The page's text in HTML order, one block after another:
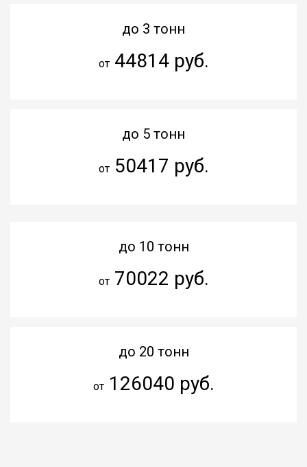
до 3 тонн
от44814 руб.
до 5 тонн
от50417 руб.
до 10 тонн
от70022 руб.
до 20 тонн
от126040 руб.